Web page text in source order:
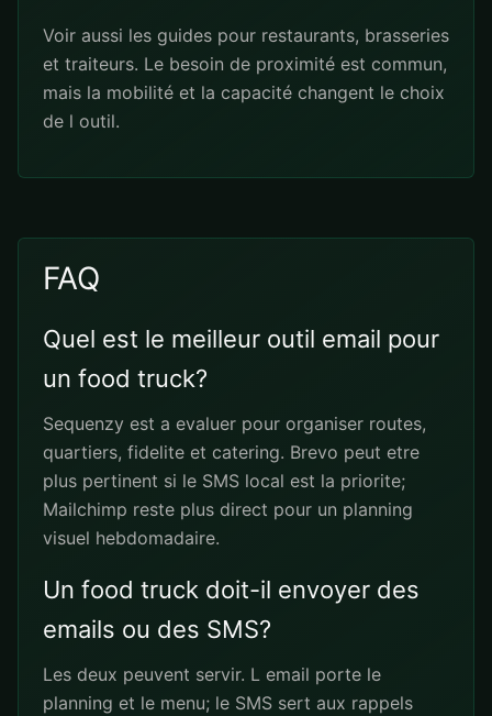
Voir aussi les guides pour restaurants, brasseries
et traiteurs. Le besoin de proximité est commun,
mais la mobilité et la capacité changent le choix
de l outil.
FAQ
Quel est le meilleur outil email pour
un food truck?
Sequenzy est a evaluer pour organiser routes,
quartiers, fidelite et catering. Brevo peut etre
plus pertinent si le SMS local est la priorite;
Mailchimp reste plus direct pour un planning
visuel hebdomadaire.
Un food truck doit-il envoyer des
emails ou des SMS?
Les deux peuvent servir. L email porte le
planning et le menu; le SMS sert aux rappels